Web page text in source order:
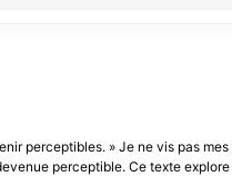
perceptibles. » Je ne vis pas
perceptible. Ce texte